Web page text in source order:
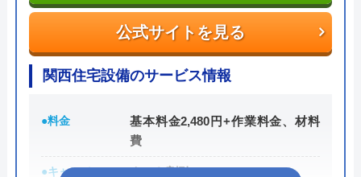
Googleクチコミを見る
公式サイトを見る
0120-194-887
受付時間 24時間
近畿水道サポートセンターの基本情報
運営会社 株式会社アイスイ
公式サイトを見る
関西住宅設備のサービス情報
●料金
基本料金2,480円+作業料金、材料
費
●キャンペーン